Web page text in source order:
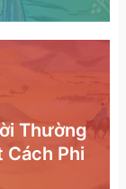
Thường
Cách Phi